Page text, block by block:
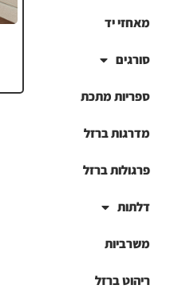
מאחזי יד
סורגים
ספריות מתכת
מדרגות ברזל
פרגולות ברזל
דלתות
משרביות
ריהוט ברזל